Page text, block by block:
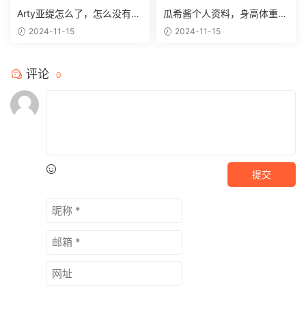
Arty亚缇怎么了，怎么没有出
新作品了？
2024-11-15
瓜希酱个人资料，身高体重是
多少2024-11-15
评论 0
提交